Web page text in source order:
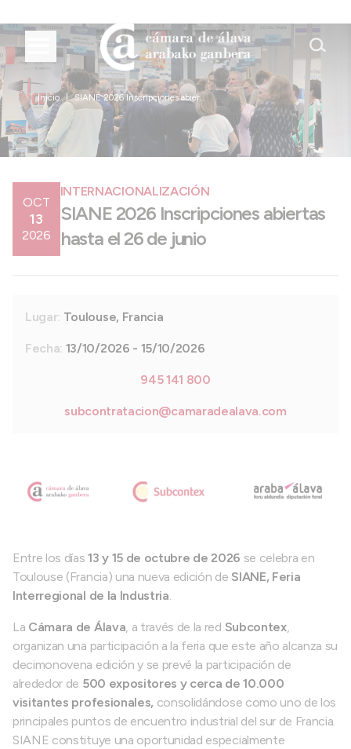
Inicio SIANE 2026 Inscripciones abier...
OCT
13
2026
INTERNACIONALIZACIÓN
SIANE 2026 Inscripciones abiertas
hasta el 26 de junio
Lugar: Toulouse, Francia
Fecha: 13/10/2026 - 15/10/2026
945 141 800
subcontratacion@camaradealava.com
Entre los días13 y 15 de octubre de 2026 se celebra en
Toulouse (Francia) una nueva edición de SIANE, Feria
Interregional de la Industria.
La Cámara de Álava, a través de la red Subcontex,
organizan una participación a la feria que este año alcanza su
decimonovena edición y se prevé la participación de
alrededor de 500 expositores y cerca de 10.000
visitantes profesionales, consolidándose como uno de los
principales puntos de encuentro industrial del sur de Francia.
SIANE constituye una oportunidad especialmente